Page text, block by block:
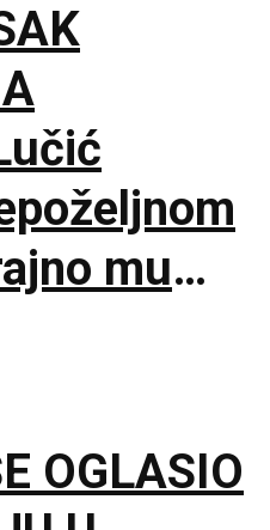
mu
na
OGLASIO